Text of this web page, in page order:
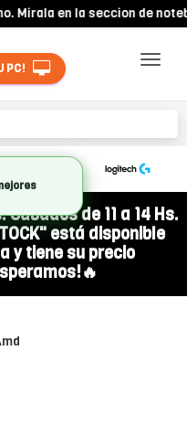
en la seccion de
PC!
Sábados de 11 a 14 Hs.
está disponible
y tiene su precio